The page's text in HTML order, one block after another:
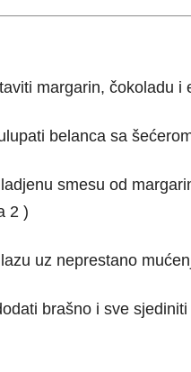
margarin, čokoladu
belanca sa
smesu od
2 )
uz neprestano
brašno i sve